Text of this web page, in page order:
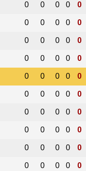
0 0 0 0 0
0 0 0 0 0
0 0 0 0 0
0 0 0 0 0
0 0 0 0 0
0 0 0 0 0
0 0 0 0 0
0 0 0 0 0
0 0 0 0 0
0 0 0 0 0